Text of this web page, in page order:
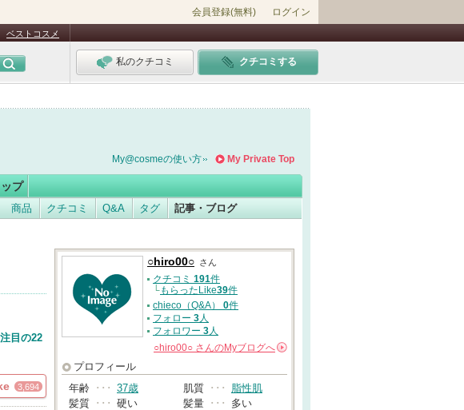
会員登録(無料) ログイン
ベストコスメ
私のクチコミ クチコミする
My Private Top
My@cosmeの使い方
プ
商品 クチコミ Q&A タグ 記事・ブログ
目の22
3,694
○hiro00○ さん
クチコミ 191件
└もらったLike39件
chieco（Q&A） 0件
フォロー 3人
フォロワー 3人
○hiro00○ さんのMyブログへ
プロフィール
年齢 ･･･ 37歳 肌質 ･･･
脂性肌
髪質 ･･･ 硬い 髪量 ･･･
多い